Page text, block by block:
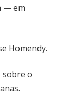
— em
Homendy.
sobre o